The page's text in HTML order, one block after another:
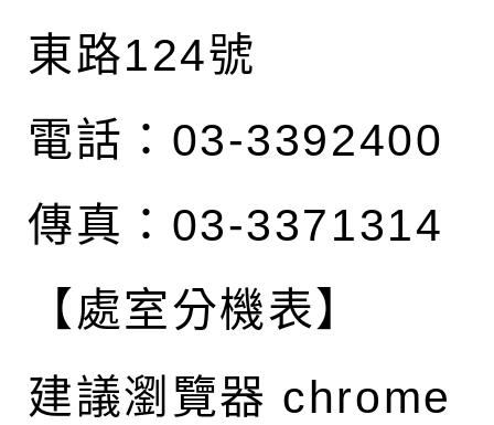
東路124號
電話：03-3392400
傳真：03-3371314
【處室分機表】
建議瀏覽器 chrome